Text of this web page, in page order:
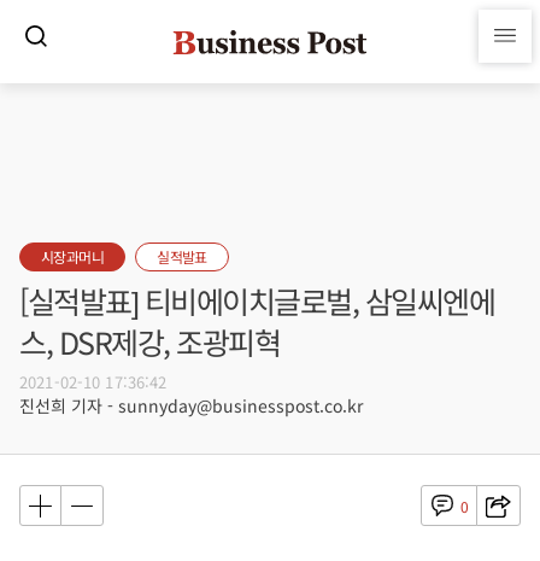
시장과머니 실적발표
[실적발표] 티비에이치글로벌, 삼일씨엔에
스, DSR제강, 조광피혁
2021-02-10 17:36:42
진선희 기자 - sunnyday@businesspost.co.kr
0